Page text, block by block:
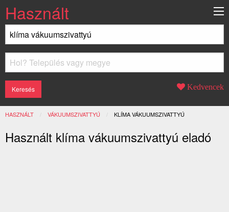
Használt
Kedvencek
HASZNÁLT VÁKUUMSZIVATTYÚ JELENLEGI:
KLÍMA VÁKUUMSZIVATTYÚ
Használt klíma vákuumszivattyú eladó